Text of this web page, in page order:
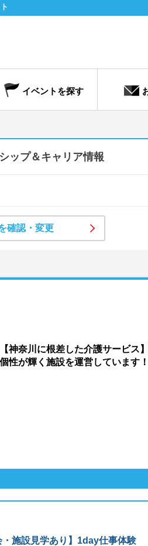
イベントを探す
ップ＆キャリア情報
確認・変更
【神奈川に根差した介護サービス
個性が輝く施設を運営しています！
・施設見学あり】1day仕事体験